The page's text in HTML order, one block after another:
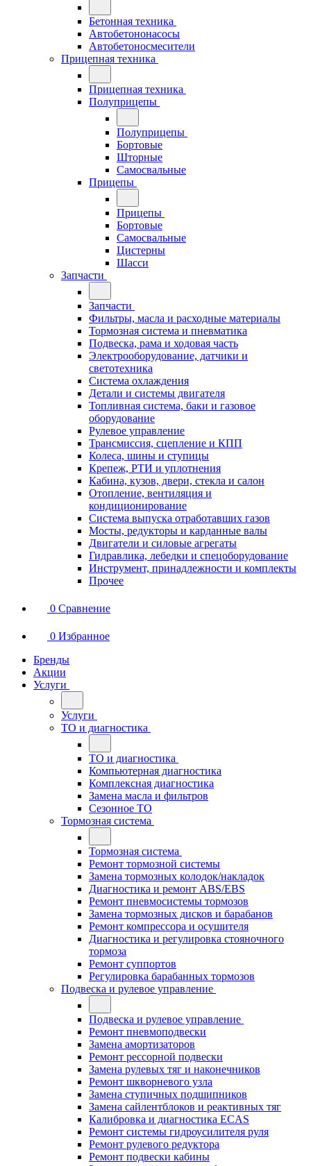
Бетонная техника
Автобетононасосы
Автобетоносмесители
Прицепная техника
Прицепная техника
Полуприцепы
Полуприцепы
Бортовые
Шторные
Самосвальные
Прицепы
Прицепы
Бортовые
Самосвальные
Цистерны
Шасси
Запчасти
Запчасти
Фильтры, масла и расходные материалы
Тормозная система и пневматика
Подвеска, рама и ходовая часть
Электрооборудование, датчики и
светотехника
Система охлаждения
Детали и системы двигателя
Топливная система, баки и газовое
оборудование
Рулевое управление
Трансмиссия, сцепление и КПП
Колеса, шины и ступицы
Крепеж, РТИ и уплотнения
Кабина, кузов, двери, стекла и салон
Отопление, вентиляция и
кондиционирование
Система выпуска отработавших газов
Мосты, редукторы и карданные валы
Двигатели и силовые агрегаты
Гидравлика, лебедки и спецоборудование
Инструмент, принадлежности и комплекты
Прочее
0 Сравнение
0 Избранное
Бренды
Акции
Услуги
Услуги
ТО и диагностика
ТО и диагностика
Компьютерная диагностика
Комплексная диагностика
Замена масла и фильтров
Сезонное ТО
Тормозная система
Тормозная система
Ремонт тормозной системы
Замена тормозных колодок/накладок
Диагностика и ремонт ABS/EBS
Ремонт пневмосистемы тормозов
Замена тормозных дисков и барабанов
Ремонт компрессора и осушителя
Диагностика и регулировка стояночного
тормоза
Ремонт суппортов
Регулировка барабанных тормозов
Подвеска и рулевое управление
Подвеска и рулевое управление
Ремонт пневмоподвески
Замена амортизаторов
Ремонт рессорной подвески
Замена рулевых тяг и наконечников
Ремонт шкворневого узла
Замена ступичных подшипников
Замена сайлентблоков и реактивных тяг
Калибровка и диагностика ECAS
Ремонт системы гидроусилителя руля
Ремонт рулевого редуктора
Ремонт подвески кабины